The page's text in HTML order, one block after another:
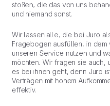
stoßen, die das von uns
und niemand sonst.
Wir lassen alle, die bei Juro
Fragebogen ausfüllen, in dem
unseren Service nutzen und
möchten. Wir fragen sie auch,
es bei ihnen geht, denn Juro
Verträgen mit hohem
effektiv.